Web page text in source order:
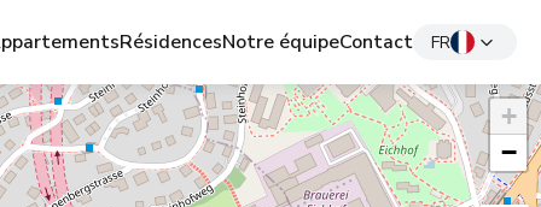
RésidencesNotre équipeContact FR
+
−